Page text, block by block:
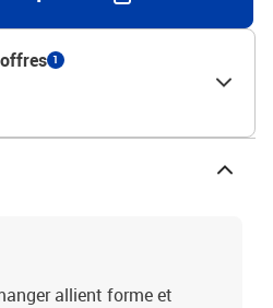
: 80 x (72-73) cm (l x H)En forme
x 80 x 4 mm (L x l x É)Dimensions
É)Avec niveleurs en plastique
: table à manger,
livraison contient :2 pieds de
pour fixer les pieds au plateau de
1
allient forme et